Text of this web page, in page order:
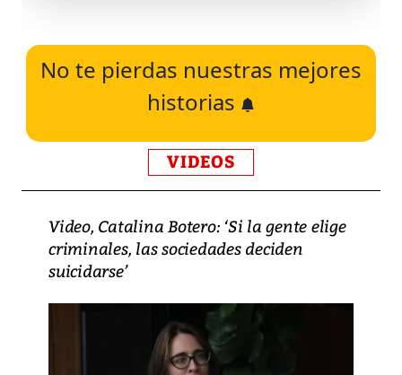
No te pierdas nuestras mejores
historias
VIDEOS
Video, Catalina Botero: ‘Si la gente elige
criminales, las sociedades deciden
suicidarse’